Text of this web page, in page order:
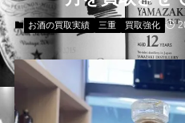
お酒の買取実績 三重 買取強化